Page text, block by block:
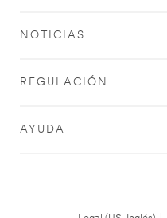
NOTICIAS
REGULACIÓN
AYUDA